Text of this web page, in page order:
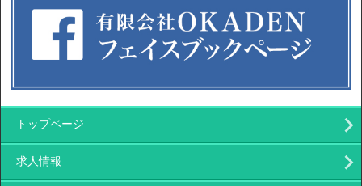
トップページ
求人情報